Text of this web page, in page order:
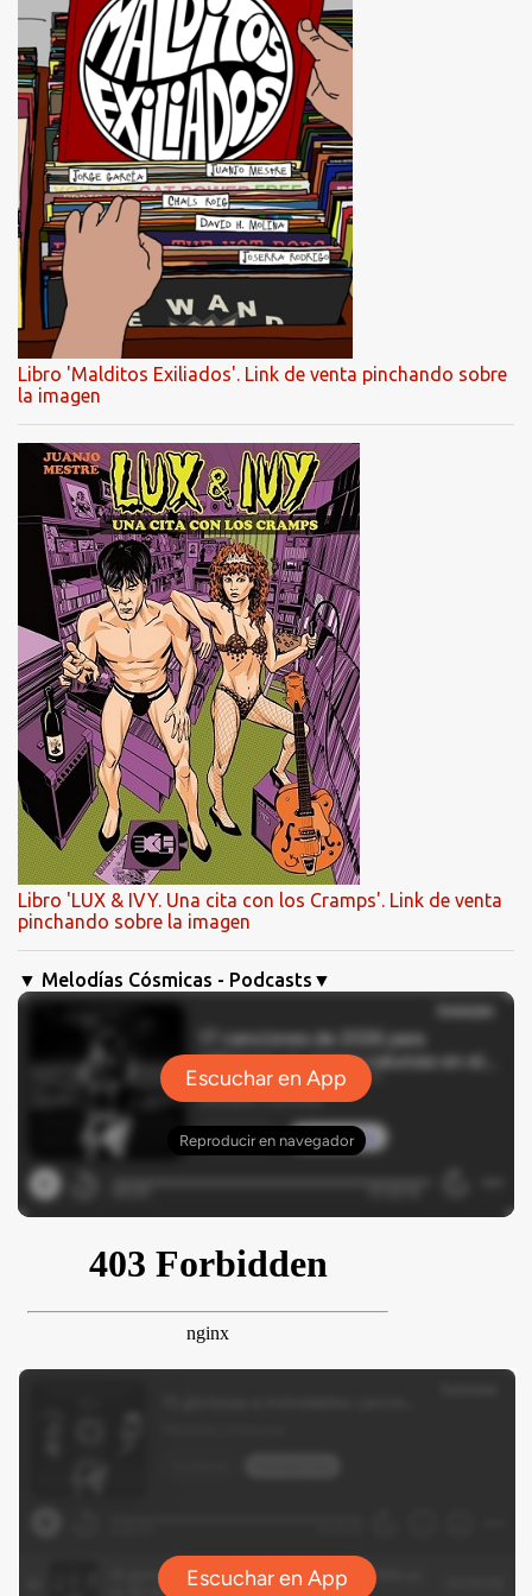
Libro 'Malditos Exiliados'. Link de venta pinchando sobre
la imagen
Libro 'LUX & IVY. Una cita con los Cramps'. Link de venta
pinchando sobre la imagen
▼ Melodías Cósmicas - Podcasts▼